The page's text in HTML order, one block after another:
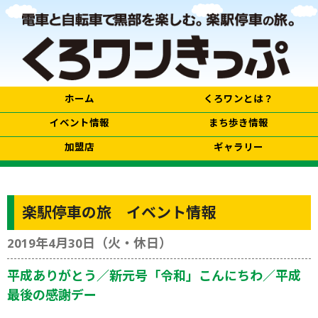
ホーム
くろワンとは？
イベント情報
まち歩き情報
加盟店
ギャラリー
楽駅停車の旅 イベント情報
2019年4月30日（火・休日）
平成ありがとう／新元号「令和」こんにちわ／平成
最後の感謝デー